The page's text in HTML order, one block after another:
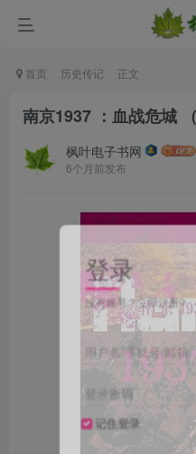
首页 历史传记 正文
南京1937 ：血战危城
枫叶电子书网
6个月前发布
登录
没有账号？立即注册
用户名/手机号/邮箱
登录密码
记住登录